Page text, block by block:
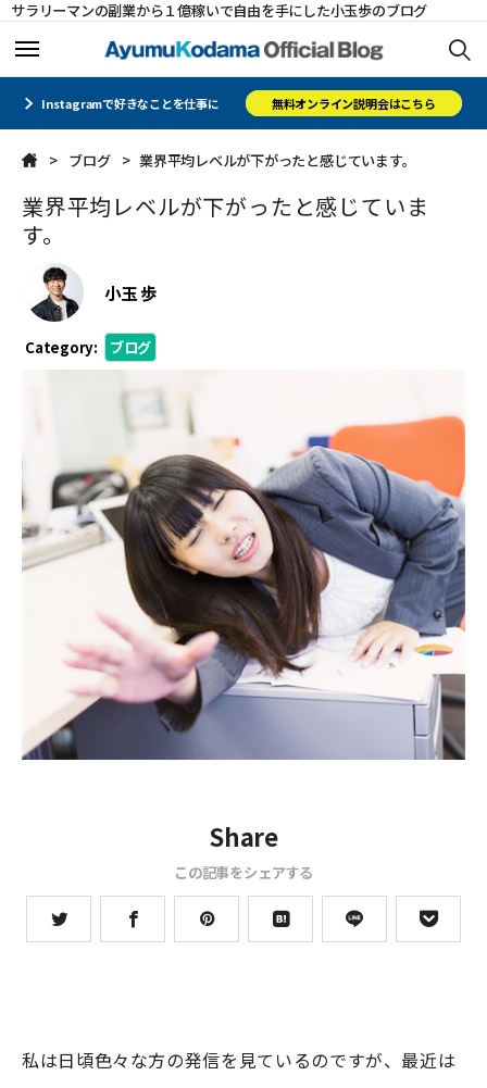
サラリーマンの副業から１億稼いで自由を手にした小玉歩のブログ
ホーム
メルマガ
コミュニティ
オフィシャルサイト
CLOSE
ホーム
メルマガ
コミュニティ
オフィシャルサイト
CLOSE
Instagramで好きなことを仕事に 無料オンライン説明会はこちら
ブログ 業界平均レベルが下がったと感じています。
業界平均レベルが下がったと感じていま
す。
小玉 歩
Category: ブログ
Share
この記事をシェアする
私は日頃色々な方の発信を見ているのですが、最近は